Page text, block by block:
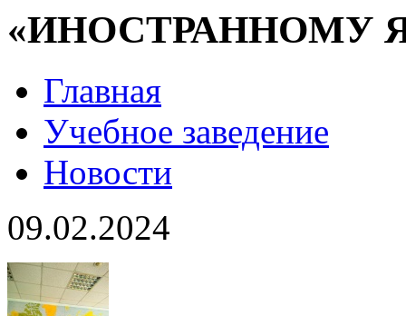
«ИНОСТРАННОМУ
Главная
Учебное заведение
Новости
09.02.2024